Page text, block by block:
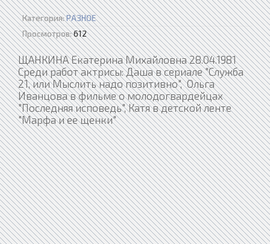
Категория:РАЗНОЕ
Просмотров:612
ЩАНКИНА Екатерина Михайловна 28.04.1981
Среди работ актрисы: Даша в сериале "Служба
21, или Мыслить надо позитивно", Ольга
Иванцова в фильме о молодогвардейцах
"Последняя исповедь", Катя в детской ленте
"Марфа и ее щенки"